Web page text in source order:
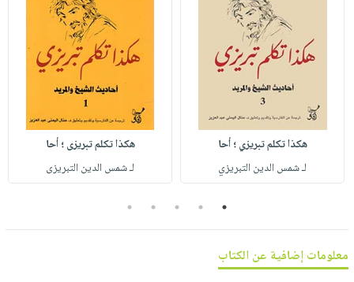
اكسسوارات
ملابس
مطرزات
حقائب
حلي
عناية
بالذات
أطفال
مناسبات
صندوق
القراءة
iKitab
حدود
عن
الشركة
سياسة
الشركة
أسئلة
يتكرر
حسابك
الأمنيات
هكذا تكلم تبريزي ؛ أحا
لـ شمس الدين التبريزي
هكذا تكلم تبريزى ؛ أحا
لـ شمس الدين التبريزى
1
2
3
4
5
معلومات إضافية عن الكتاب